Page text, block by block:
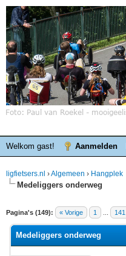
Welkom gast! Aanmelden
ligfietsers.nl ›Algemeen › Hangplek
Medeliggers onderweg
Pagina's (149): « Vorige 1 141
waardering is 3.86
Medeliggers onderweg